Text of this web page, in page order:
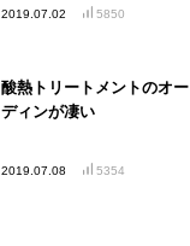
2019.07.02 5850
酸熱トリートメントのオー
ディンが凄い
2019.07.08 5354